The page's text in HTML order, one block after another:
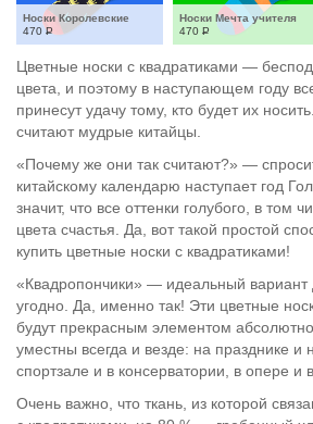
Носки Королевские
470 Р
Носки Мечта учителя
470 Р
Цветные носки с квадратиками —
цвета, и поэтому в наступающем году
принесут удачу тому, кто будет их
считают мудрые китайцы.
«Почему же они так считают?» —
китайскому календарю наступает год
значит, что все оттенки голубого, в том
цвета счастья. Да, вот такой простой
купить цветные носки с квадратиками!
«Квадропончики» — идеальный вариант
угодно. Да, именно так! Эти цветные
будут прекрасным элементом
уместны всегда и везде: на празднике и
спортзале и в консерватории, в опере и
Очень важно, что ткань, из которой